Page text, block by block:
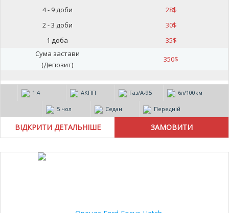
4 - 9 доби
28$
2 - 3 доби
30$
1 доба
35$
Сума застави
(Депозит)
350$
1.4 АКПП Газ/А-95 6л/100км
5 чол Седан Передній
ВІДКРИТИ ДЕТАЛЬНІШЕ